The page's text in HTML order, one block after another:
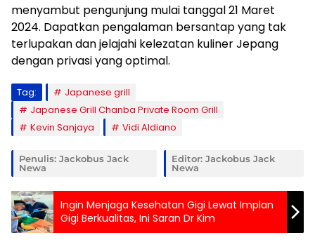
menyambut pengunjung mulai tanggal 21 Maret
2024. Dapatkan pengalaman bersantap yang tak
terlupakan dan jelajahi kelezatan kuliner Jepang
dengan privasi yang optimal.
Tag:
Japanese grill
Japanese Grill Chanba Private Room Grill
Kevin Sanjaya
Vidi Aldiano
Penulis: Jackobus Jack
Newa
Editor: Jackobus Jack
Newa
Ingin Menjaga Kesehatan Gigi Lewat Implan
Gigi Berkualitas, Ini Saran Dr Kim